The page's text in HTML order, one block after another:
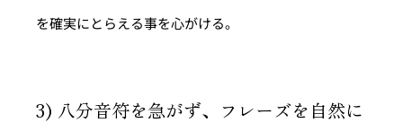
を確実にとらえる事を心がける。
3) 八分音符を急がず、フレーズを自然に